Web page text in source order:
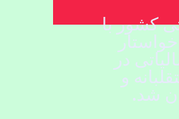
کشور با
در
و
شد.